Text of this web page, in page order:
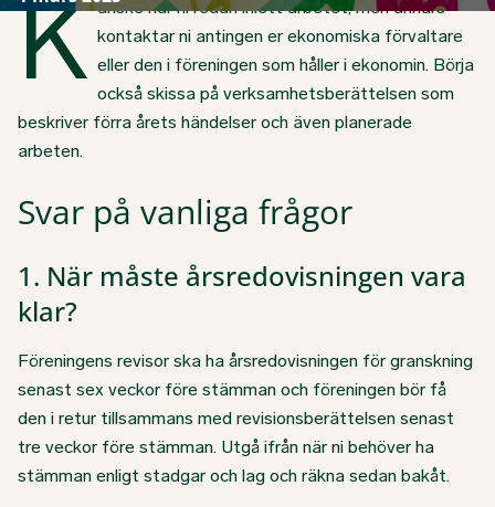
K anske har ni redan inlett arbetet, men annars
kontaktar ni antingen er ekonomiska förvaltare
eller den i föreningen som håller i ekonomin. Börja
också skissa på verksamhetsberättelsen som
beskriver förra årets händelser och även planerade
arbeten.
Svar på vanliga frågor
1. När måste årsredovisningen vara
klar?
Föreningens revisor ska ha årsredovisningen för granskning
senast sex veckor före stämman och föreningen bör få
den i retur tillsammans med revisionsberättelsen senast
tre veckor före stämman. Utgå ifrån när ni behöver ha
stämman enligt stadgar och lag och räkna sedan bakåt.